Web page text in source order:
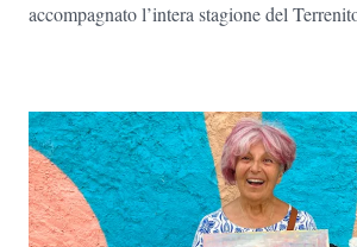
accompagnato l’intera stagione del